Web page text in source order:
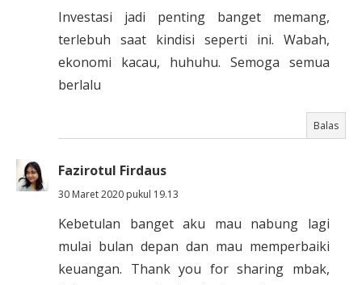
Investasi jadi penting banget memang,
terlebuh saat kindisi seperti ini. Wabah,
ekonomi kacau, huhuhu. Semoga semua
berlalu
Balas
Fazirotul Firdaus
30 Maret 2020 pukul 19.13
Kebetulan banget aku mau nabung lagi
mulai bulan depan dan mau memperbaiki
keuangan. Thank you for sharing mbak,